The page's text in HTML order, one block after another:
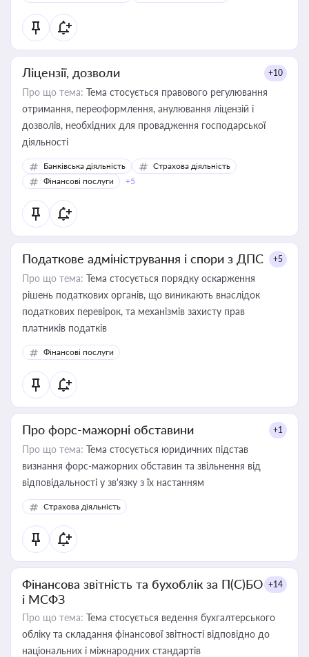
Ліцензії, дозволи +10
Про що тема: Тема стосується правового регулювання
отримання, переоформлення, анулювання ліцензій і
дозволів, необхідних для провадження господарської
діяльності
Банківська діяльність
Страхова діяльність
Фінансові послуги
+5
Податкове адміністрування і спори з ДПС +5
Про що тема: Тема стосується порядку оскарження
рішень податкових органів, що виникають внаслідок
податкових перевірок, та механізмів захисту прав
платників податків
Фінансові послуги
Про форс-мажорні обставини +1
Про що тема: Тема стосується юридичних підстав
визнання форс-мажорних обставин та звільнення від
відповідальності у зв'язку з їх настанням
Страхова діяльність
Фінансова звітність та бухоблік за П(С)БО
і МСФЗ
+14
Про що тема: Тема стосується ведення бухгалтерського
обліку та складання фінансової звітності відповідно до
національних і міжнародних стандартів